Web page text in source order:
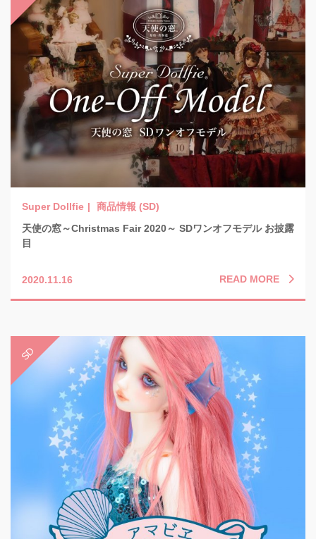
商品情報 (SD)
天使の窓～Christmas Fair 2020～ SDワンオフモデル お披露
目
2020.11.16 READ MORE